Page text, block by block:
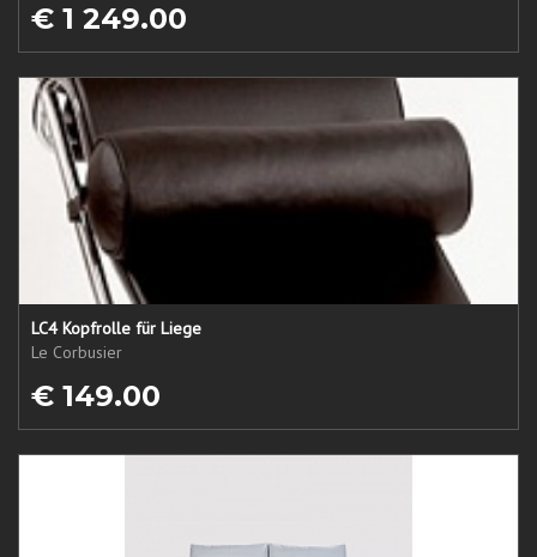
€ 1 249.00
LC4 Kopfrolle für Liege
Le Corbusier
€ 149.00